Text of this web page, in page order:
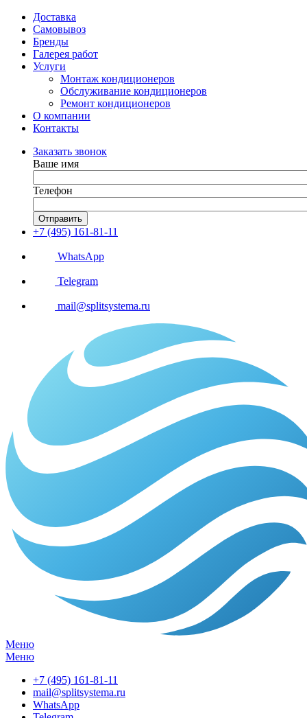
Доставка
Самовывоз
Бренды
Галерея работ
Услуги
Монтаж кондиционеров
Обслуживание кондиционеров
Ремонт кондиционеров
О компании
Контакты
Заказать звонок
Ваше имя
Телефон
Отправить
+7 (495) 161-81-11
WhatsApp
Telegram
mail@splitsystema.ru
Меню
Меню
+7 (495) 161-81-11
mail@splitsystema.ru
WhatsApp